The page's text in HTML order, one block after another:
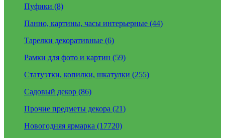
Пуфики (8)
Панно, картины, часы интерьерные (44)
Тарелки декоративные (6)
Рамки для фото и картин (59)
Статуэтки, копилки, шкатулки (255)
Садовый декор (86)
Прочие предметы декора (21)
Новогодняя ярмарка (17720)